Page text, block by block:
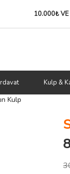
10.000₺ VE
Kulp &
Kulp